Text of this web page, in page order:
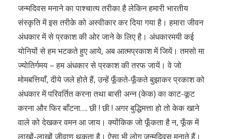
जन्मदिवस मनाने का पाश्चात्य तरीका है लेकिन हमारी भारतीय
संस्कृति में इस तरीके को अस्वीकार कर दिया गया है। हमारा जीवन
अंधकार में से प्रकाश की ओर जाने के लिए है। अंधकारमयी कई
योनियों से हम भटकते हुए आये, अब आत्मप्रकाश में जियें। तमसो मा
ज्योतिर्गमय – हम अंधकार से प्रकाश की तरफ जायें। वे जो
मोमबत्तियाँ, दीये जले होते हैं, उन्हें फूँकते-फूँकते बुझाकर प्रकाश को
अंधकार में परिवर्तित करना तथा बासी अन्न (केक) का काट-कूट
करना और फिर बाँटना…. छी ! छी ! अगर बुद्धिमत्ता हो तो केक खाने
वाले को देखकर वमन आ जाय। क्योंकिक जो फूँकता है न, फूँक में
लाखों-लाखों जीवाणु थूकता है। ऐसा भी लोग जन्मदिवस मनाते हैं।